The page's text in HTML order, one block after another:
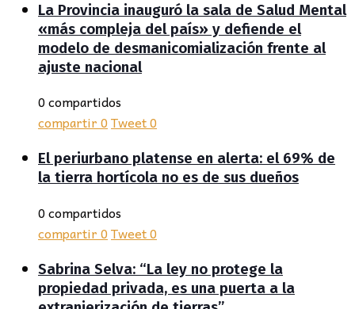
La Provincia inauguró la sala de Salud Mental
«más compleja del país» y defiende el
modelo de desmanicomialización frente al
ajuste nacional
0 compartidos
compartir0Tweet0
El periurbano platense en alerta: el 69% de
la tierra hortícola no es de sus dueños
0 compartidos
compartir0Tweet0
Sabrina Selva: “La ley no protege la
propiedad privada, es una puerta a la